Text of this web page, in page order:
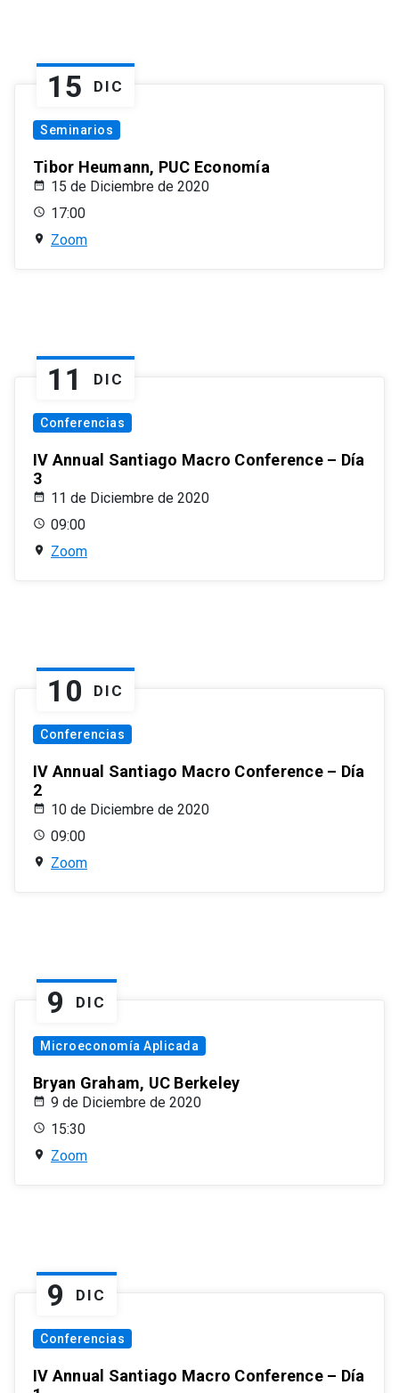
15 DIC
Seminarios
Tibor Heumann, PUC Economía
15 de Diciembre de 2020
17:00
Zoom
11 DIC
Conferencias
IV Annual Santiago Macro Conference – Día
3
11 de Diciembre de 2020
09:00
Zoom
10 DIC
Conferencias
IV Annual Santiago Macro Conference – Día
2
10 de Diciembre de 2020
09:00
Zoom
9 DIC
Microeconomía Aplicada
Bryan Graham, UC Berkeley
9 de Diciembre de 2020
15:30
Zoom
9 DIC
Conferencias
IV Annual Santiago Macro Conference – Día